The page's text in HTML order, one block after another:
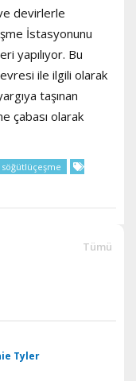
devirlerle
İstasyonunu
yapılıyor. Bu
ile ilgili olarak
taşınan
çabası olarak
söğütlüçeşme
Tümü
Tyler